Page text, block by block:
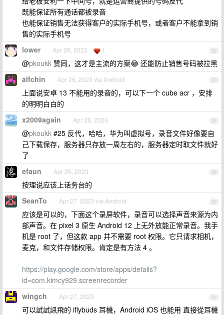
既能保证所有通话都被录音
也能保证销售无法获得客户的实际手机号，或者客户不能拿到销
售的实际手机号
26
lower Apr 26, 2023 1
@pkoukk 赞同，这才是主流的方案😂 还能防止销售号码被拉黑
27
alfchin Apr 26, 2023 via Android
上面说安卓 13 不能用的录音的，可以下一个 cube acr ，安排
的明明白白的
28
x2009again Apr 26, 2023
@pkoukk #25 反代，哈哈，华为叫虚拟号，录音文件好像要自
己下载保存，服务器只存放一周左右的，服务器定时取文件就好
了
29
efaun Apr 26, 2023
按理说应该上话务台的
30
SeanTo Apr 27, 2023 via Android
应该是可以的，下面这个录屏软件，录音可以选择声音来源为内
部声音。在 pixel 3 原生 Android 12 上无外放能正常录音。我手
机是 root 了，但这款 app 并不需要 root 权限。它只请求相机，
麦克，和文件存储权限。肯定是有方法 4 。
https://play.google.com/store/apps/details?
id=com.kimcy929.screenrecorder
31
wingch Apr 27, 2023
可以試試訊飛的 iflybuds 耳機，Android iOS 也能用 直接從耳機